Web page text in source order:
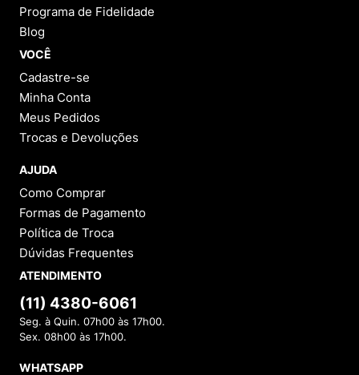
Programa de Fidelidade
Blog
VOCÊ
Cadastre-se
Minha Conta
Meus Pedidos
Trocas e Devoluções
AJUDA
Como Comprar
Formas de Pagamento
Política de Troca
Dúvidas Frequentes
ATENDIMENTO
(11) 4380-6061
Seg. à Quin. 07h00 às 17h00.
Sex. 08h00 às 17h00.
WHATSAPP